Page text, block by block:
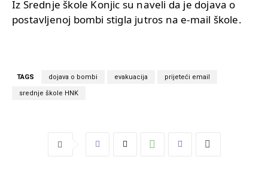
Iz Srednje škole Konjic su naveli da je dojava o
postavljenoj bombi stigla jutros na e-mail škole.
TAGS dojava o bombi evakuacija prijeteći email
srednje škole HNK